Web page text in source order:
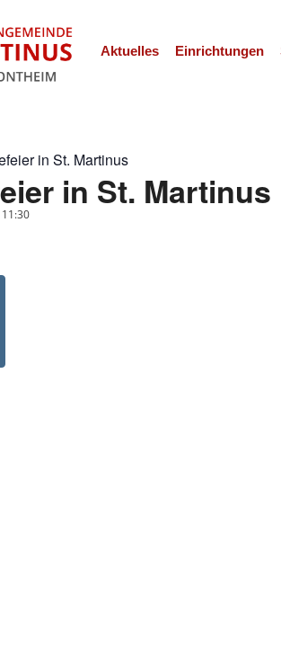
Aktuelles Einrichtungen
in St. Martinus
in St. Martinus
11:30